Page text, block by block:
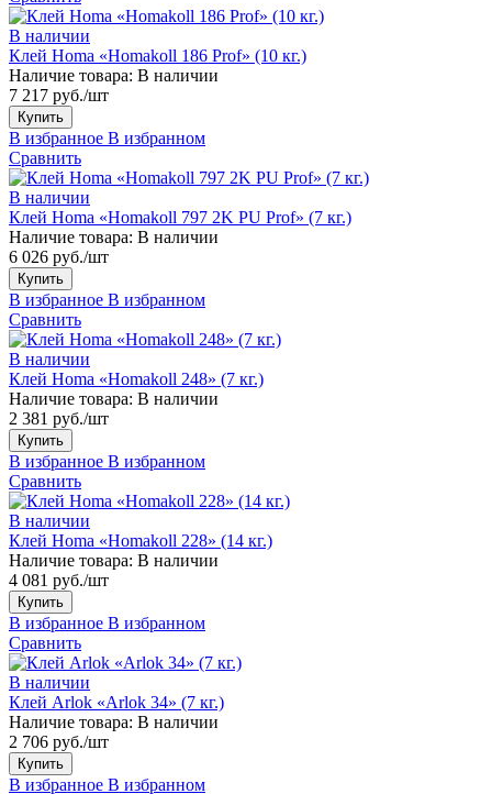
В наличии
Клей Homa «Homakoll 186 Prof» (10 кг.)
Наличие товара: В наличии
7 217 руб./шт
Купить
В избранное В избранном
Сравнить
В наличии
Клей Homa «Homakoll 797 2K PU Prof» (7 кг.)
Наличие товара: В наличии
6 026 руб./шт
Купить
В избранное В избранном
Сравнить
В наличии
Клей Homa «Homakoll 248» (7 кг.)
Наличие товара: В наличии
2 381 руб./шт
Купить
В избранное В избранном
Сравнить
В наличии
Клей Homa «Homakoll 228» (14 кг.)
Наличие товара: В наличии
4 081 руб./шт
Купить
В избранное В избранном
Сравнить
В наличии
Клей Arlok «Arlok 34» (7 кг.)
Наличие товара: В наличии
2 706 руб./шт
Купить
В избранное В избранном